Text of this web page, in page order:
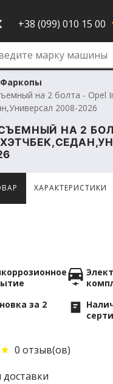
+38 (099) 010 15 00
Фаркопы
на 2 болта - Opel
2008-2026
НА 2
ХАРАКТЕРИСТИКИ
просматривают
за 2
0 отзыв(ов)
доставки